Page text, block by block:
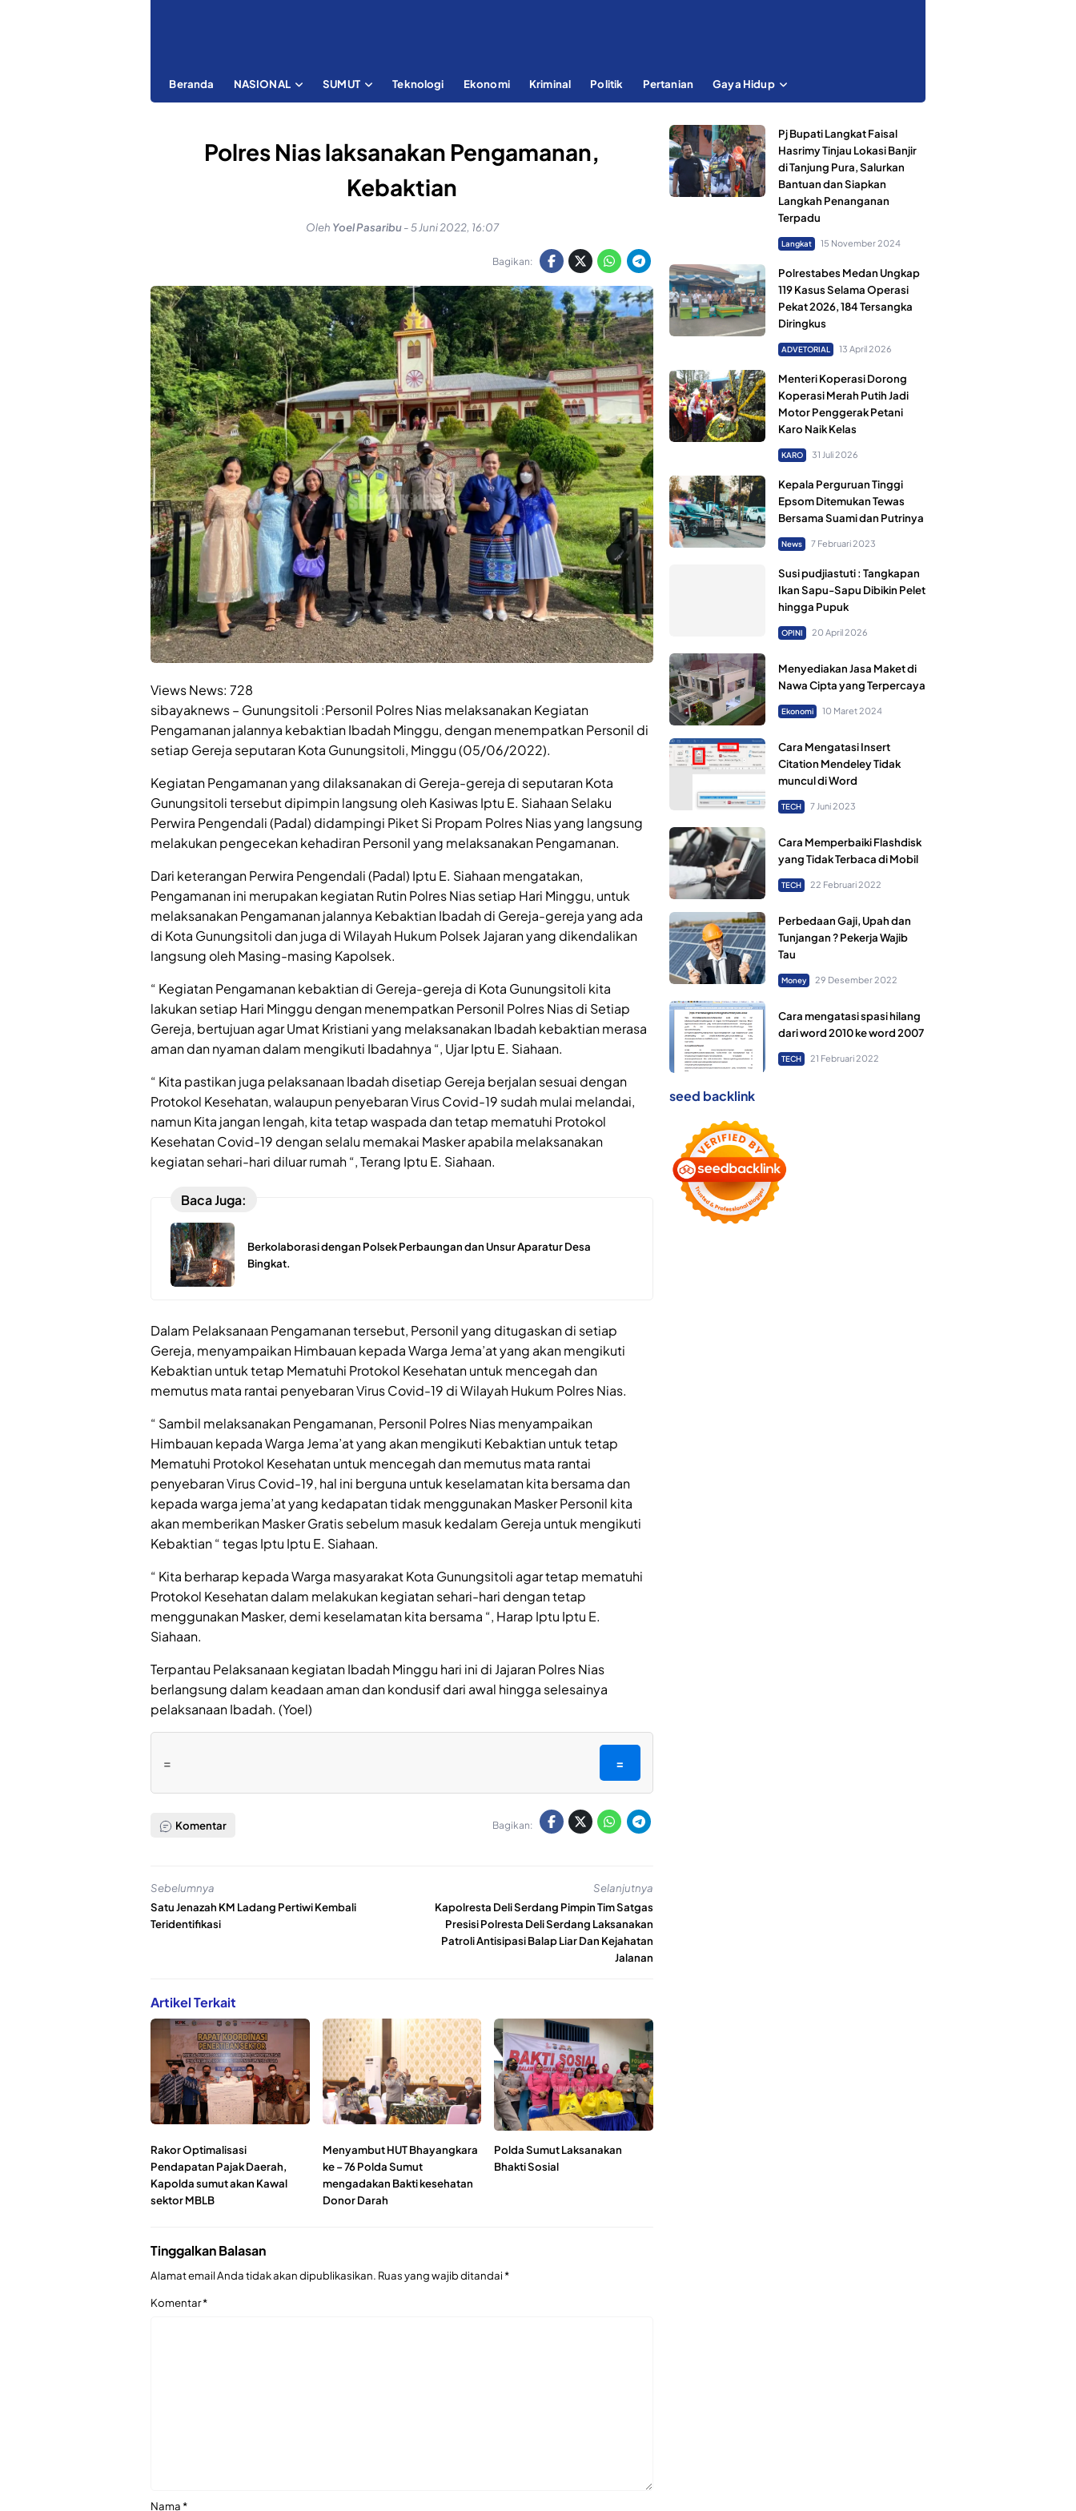
Beranda NASIONAL SUMUT Teknologi Ekonomi Kriminal Politik Pertanian Gaya Hidup
Polres Nias laksanakan Pengamanan,
Kebaktian
Oleh Yoel Pasaribu -5 Juni 2022, 16:07
Bagikan:
Views News: 728
sibayaknews – Gunungsitoli :Personil Polres Nias melaksanakan Kegiatan
Pengamanan jalannya kebaktian Ibadah Minggu, dengan menempatkan Personil di
setiap Gereja seputaran Kota Gunungsitoli, Minggu (05/06/2022).
Kegiatan Pengamanan yang dilaksanakan di Gereja-gereja di seputaran Kota
Gunungsitoli tersebut dipimpin langsung oleh Kasiwas Iptu E. Siahaan Selaku
Perwira Pengendali (Padal) didampingi Piket Si Propam Polres Nias yang langsung
melakukan pengecekan kehadiran Personil yang melaksanakan Pengamanan.
Dari keterangan Perwira Pengendali (Padal) Iptu E. Siahaan mengatakan,
Pengamanan ini merupakan kegiatan Rutin Polres Nias setiap Hari Minggu, untuk
melaksanakan Pengamanan jalannya Kebaktian Ibadah di Gereja-gereja yang ada
di Kota Gunungsitoli dan juga di Wilayah Hukum Polsek Jajaran yang dikendalikan
langsung oleh Masing-masing Kapolsek.
“ Kegiatan Pengamanan kebaktian di Gereja-gereja di Kota Gunungsitoli kita
lakukan setiap Hari Minggu dengan menempatkan Personil Polres Nias di Setiap
Gereja, bertujuan agar Umat Kristiani yang melaksanakan Ibadah kebaktian merasa
aman dan nyaman dalam mengikuti Ibadahnya “, Ujar Iptu E. Siahaan.
“ Kita pastikan juga pelaksanaan Ibadah disetiap Gereja berjalan sesuai dengan
Protokol Kesehatan, walaupun penyebaran Virus Covid-19 sudah mulai melandai,
namun Kita jangan lengah, kita tetap waspada dan tetap mematuhi Protokol
Kesehatan Covid-19 dengan selalu memakai Masker apabila melaksanakan
kegiatan sehari-hari diluar rumah “, Terang Iptu E. Siahaan.
Baca Juga:
Berkolaborasi dengan Polsek Perbaungan dan Unsur Aparatur Desa
Bingkat.
Dalam Pelaksanaan Pengamanan tersebut, Personil yang ditugaskan di setiap
Gereja, menyampaikan Himbauan kepada Warga Jema’at yang akan mengikuti
Kebaktian untuk tetap Mematuhi Protokol Kesehatan untuk mencegah dan
memutus mata rantai penyebaran Virus Covid-19 di Wilayah Hukum Polres Nias.
“ Sambil melaksanakan Pengamanan, Personil Polres Nias menyampaikan
Himbauan kepada Warga Jema’at yang akan mengikuti Kebaktian untuk tetap
Mematuhi Protokol Kesehatan untuk mencegah dan memutus mata rantai
penyebaran Virus Covid-19, hal ini berguna untuk keselamatan kita bersama dan
kepada warga jema’at yang kedapatan tidak menggunakan Masker Personil kita
akan memberikan Masker Gratis sebelum masuk kedalam Gereja untuk mengikuti
Kebaktian “ tegas Iptu Iptu E. Siahaan.
“ Kita berharap kepada Warga masyarakat Kota Gunungsitoli agar tetap mematuhi
Protokol Kesehatan dalam melakukan kegiatan sehari-hari dengan tetap
menggunakan Masker, demi keselamatan kita bersama “, Harap Iptu Iptu E.
Siahaan.
Terpantau Pelaksanaan kegiatan Ibadah Minggu hari ini di Jajaran Polres Nias
berlangsung dalam keadaan aman dan kondusif dari awal hingga selesainya
pelaksanaan Ibadah. (Yoel)
= =
Komentar Bagikan:
Sebelumnya
Satu Jenazah KM Ladang Pertiwi Kembali
Teridentifikasi
Selanjutnya
Kapolresta Deli Serdang Pimpin Tim Satgas
Presisi Polresta Deli Serdang Laksanakan
Patroli Antisipasi Balap Liar Dan Kejahatan
Jalanan
Artikel Terkait
Rakor Optimalisasi
Pendapatan Pajak Daerah,
Kapolda sumut akan Kawal
sektor MBLB
Menyambut HUT Bhayangkara
ke – 76 Polda Sumut
mengadakan Bakti kesehatan
Donor Darah
Polda Sumut Laksanakan
Bhakti Sosial
Tinggalkan Balasan
Alamat email Anda tidak akan dipublikasikan. Ruas yang wajib ditandai*
Komentar*
Nama*
Pj Bupati Langkat Faisal
Hasrimy Tinjau Lokasi Banjir
di Tanjung Pura, Salurkan
Bantuan dan Siapkan
Langkah Penanganan
Terpadu
Langkat 15 November 2024
Polrestabes Medan Ungkap
119 Kasus Selama Operasi
Pekat 2026, 184 Tersangka
Diringkus
ADVETORIAL 13 April 2026
Menteri Koperasi Dorong
Koperasi Merah Putih Jadi
Motor Penggerak Petani
Karo Naik Kelas
KARO 31 Juli 2026
Kepala Perguruan Tinggi
Epsom Ditemukan Tewas
Bersama Suami dan Putrinya
News 7 Februari 2023
Susi pudjiastuti : Tangkapan
Ikan Sapu-Sapu Dibikin Pelet
hingga Pupuk
OPINI 20 April 2026
Menyediakan Jasa Maket di
Nawa Cipta yang Terpercaya
Ekonomi 10 Maret 2024
Cara Mengatasi Insert
Citation Mendeley Tidak
muncul di Word
TECH 7 Juni 2023
Cara Memperbaiki Flashdisk
yang Tidak Terbaca di Mobil
TECH 22 Februari 2022
Perbedaan Gaji, Upah dan
Tunjangan ? Pekerja Wajib
Tau
Money 29 Desember 2022
Cara mengatasi spasi hilang
dari word 2010 ke word 2007
TECH 21 Februari 2022
seed backlink